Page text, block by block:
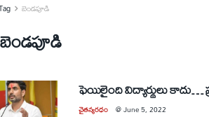
బెండ‌పూడి
బెండ‌పూడి
ఫెయిలైంది విద్యార్థులు కాదు…
చైతన్యరధం @June 5, 2022